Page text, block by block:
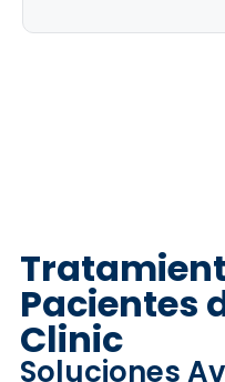
Pacientes
Clinic
Soluciones